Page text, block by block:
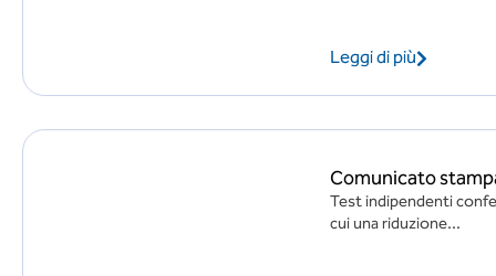
Leggi di più
Comunicato
Test indipendenti
cui una riduzione...